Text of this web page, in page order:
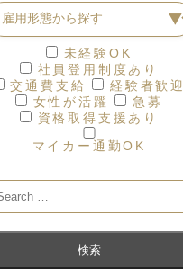
未経験OK
社員登用制度あり
交通費支給
経験者歓迎
女性が活躍
急募
資格取得支援あり
マイカー通勤OK